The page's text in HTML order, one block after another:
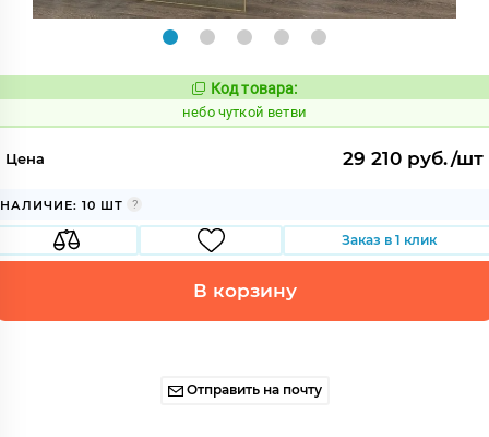
Код:
1124009
Код товара:
небо чуткой ветви
Цена 29 210 руб./шт
НАЛИЧИЕ: 10 ШТ
Заказ в 1 клик
В корзину
Отправить на почту